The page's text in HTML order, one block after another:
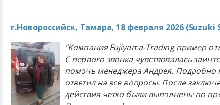
г.Новороссийск, Тамара, 18 февраля 2026 (Suzuki
"Компания Fujiyama-Trading пример
С первого звонка чувствовалась
помочь менеджера Андрея. Подробно
ответил на все вопросы. После
действия четко были выполнены по